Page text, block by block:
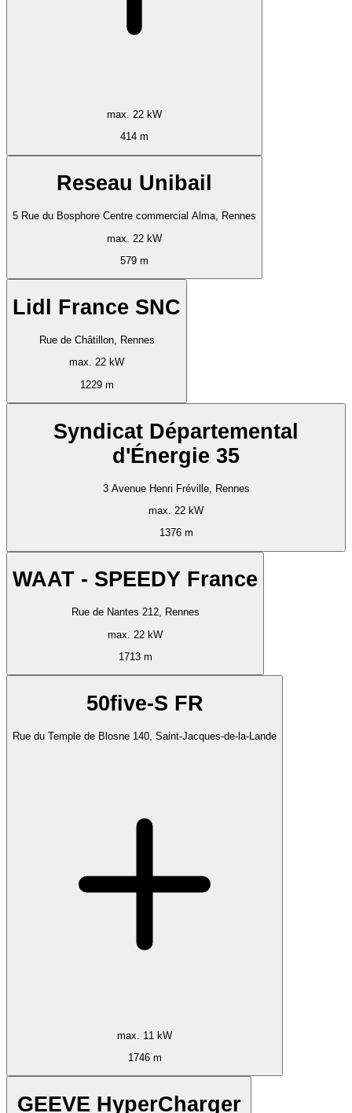
max. 22 kW
414 m
Reseau Unibail
5 Rue du Bosphore Centre commercial Alma, Rennes
max. 22 kW
579 m
Lidl France SNC
Rue de Châtillon, Rennes
max. 22 kW
1229 m
Syndicat Départemental
d'Énergie 35
3 Avenue Henri Fréville, Rennes
max. 22 kW
1376 m
WAAT - SPEEDY France
Rue de Nantes 212, Rennes
max. 22 kW
1713 m
50five-S FR
Rue du Temple de Blosne 140, Saint-Jacques-de-la-Lande
max. 11 kW
1746 m
GEEVE HyperCharger